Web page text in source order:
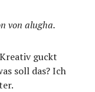
von alugha.
guckt
soll das? Ich